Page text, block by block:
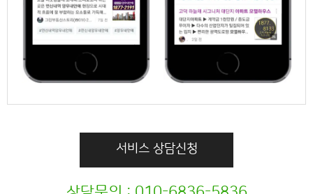
서비스 상담신청